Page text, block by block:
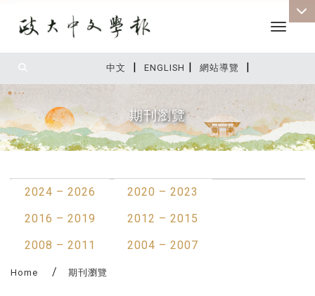
中文 | ENGLISH | 網站導覽 |
Toggle
期刊瀏覽
2024 – 2026
2020 – 2023
2016 – 2019
2012 – 2015
2008 – 2011
2004 – 2007
Home 期刊瀏覽